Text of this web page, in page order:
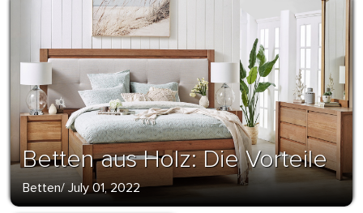
Betten aus Holz: Die Vorteile
Betten/July 01, 2022